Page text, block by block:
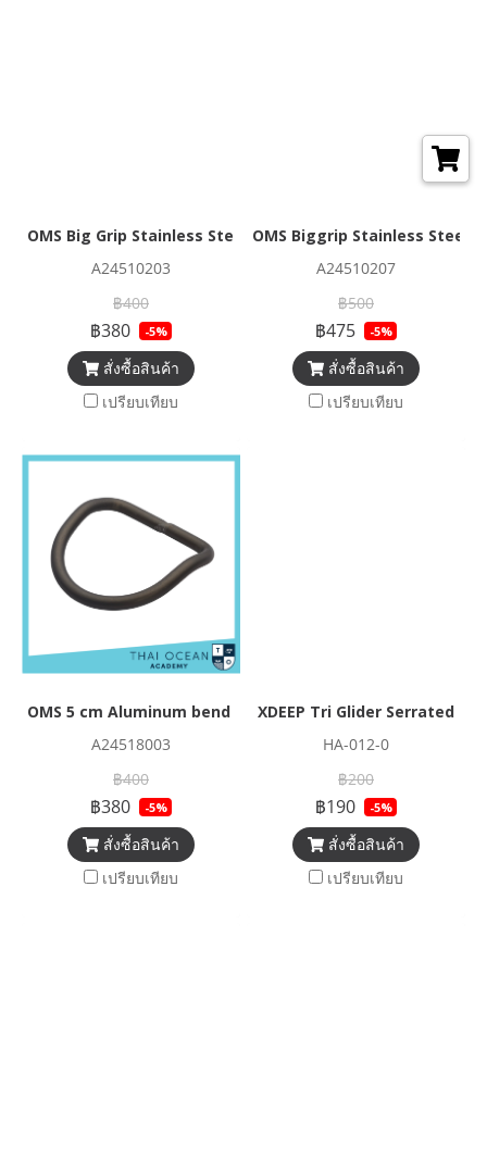
OMS Big Grip Stainless Steel Bolt-Snap 1/2 (~ 13 mm)
A24510203
฿400
฿380 -5%
สั่งซื้อสินค้า
เปรียบเทียบ
OMS Biggrip Stainless Steel
A24510207
฿500
฿475 -5%
สั่งซื้อสินค้า
เปรียบเทียบ
OMS 5 cm Aluminum bend D-Ring
A24518003
฿400
฿380 -5%
สั่งซื้อสินค้า
เปรียบเทียบ
XDEEP Tri Glider Serrated
HA-012-0
฿200
฿190 -5%
สั่งซื้อสินค้า
เปรียบเทียบ